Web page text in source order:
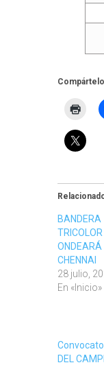
BANDERA
TRICOLOR
ONDEARÁ
CHENNAI
28 julio,
En «Inicio»
DEL